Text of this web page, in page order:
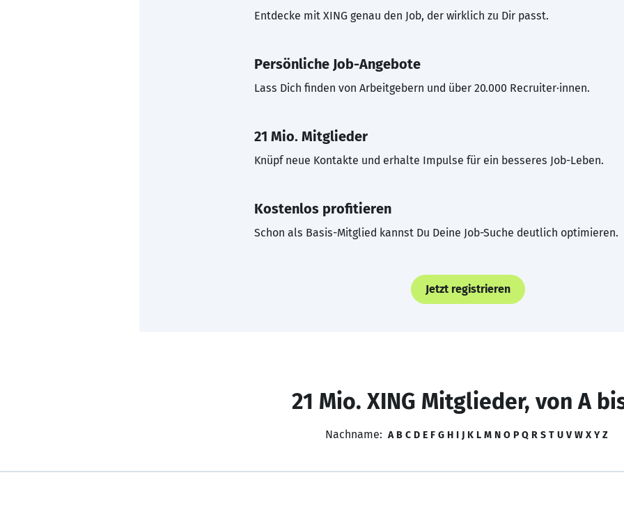
Entdecke mit XING genau den Job, der wirklich zu Dir passt.
Persönliche Job-Angebote
Lass Dich finden von Arbeitgebern und über 20.000 Recruiter·innen.
21 Mio. Mitglieder
Knüpf neue Kontakte und erhalte Impulse für ein besseres Job-Leben.
Kostenlos profitieren
Schon als Basis-Mitglied kannst Du Deine Job-Suche deutlich optimieren.
Jetzt registrieren
21 Mio. XING Mitglieder, von A
Nachname: A B C D E F G H I J K L M N O P Q R S T U V W X Y Z